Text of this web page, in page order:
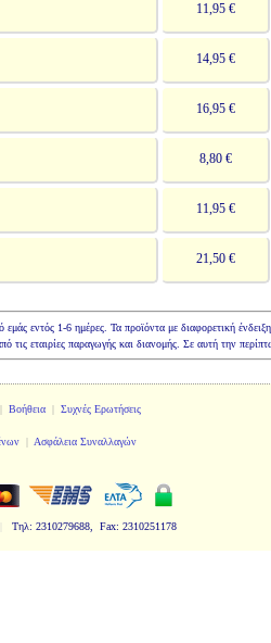
11,95 €
14,95 €
16,95 €
8,80 €
11,95 €
21,50 €
εντός 1-6 ημέρες. Τα προϊόντα με διαφορετική
εταιρίες παραγωγής και διανομής. Σε αυτή την
Βοήθεια| Συχνές Ερωτήσεις
| Ασφάλεια Συναλλαγών
Τηλ: 2310279688, Fax: 2310251178